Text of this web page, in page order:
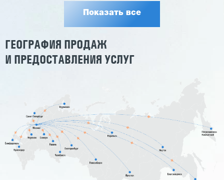
Показать все
ГЕОГРАФИЯ ПРОДАЖ
И ПРЕДОСТАВЛЕНИЯ УСЛУГ